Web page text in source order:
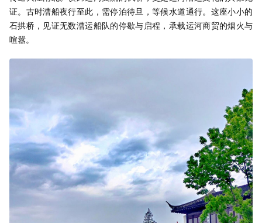
证。古时漕船夜行至此，需停泊待旦，等候水道通行。这座小小的
石拱桥，见证无数漕运船队的停歇与启程，承载运河商贸的烟火与
喧嚣。